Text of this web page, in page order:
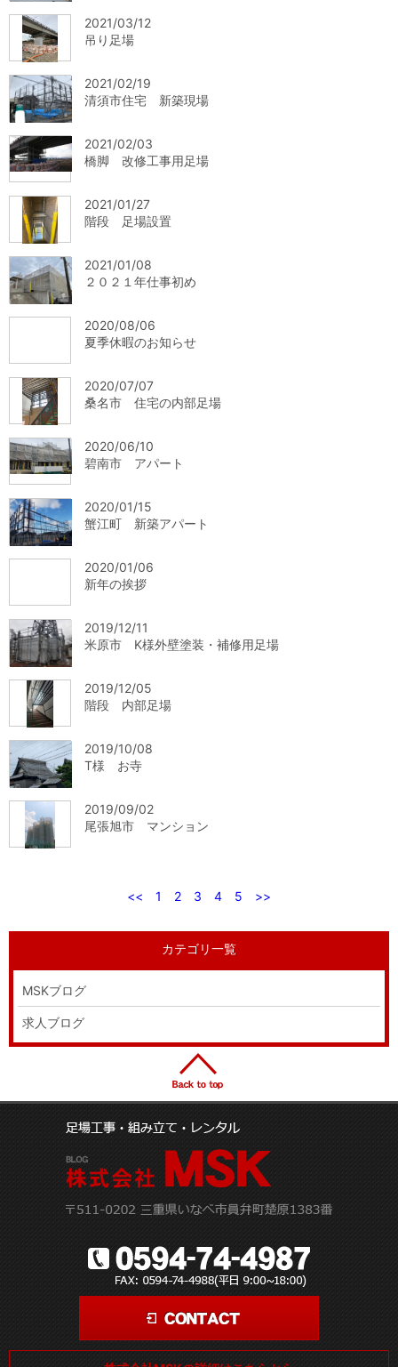
2021/03/12
吊り足場
2021/02/19
清須市住宅 新築現場
2021/02/03
橋脚 改修工事用足場
2021/01/27
階段 足場設置
2021/01/08
２０２１年仕事初め
2020/08/06
夏季休暇のお知らせ
2020/07/07
桑名市 住宅の内部足場
2020/06/10
碧南市 アパート
2020/01/15
蟹江町 新築アパート
2020/01/06
新年の挨拶
2019/12/11
米原市 K様外壁塗装・補修用足場
2019/12/05
階段 内部足場
2019/10/08
T様 お寺
2019/09/02
尾張旭市 マンション
<< 1 2 3 4 5 >>
カテゴリ一覧
MSKブログ
求人ブログ